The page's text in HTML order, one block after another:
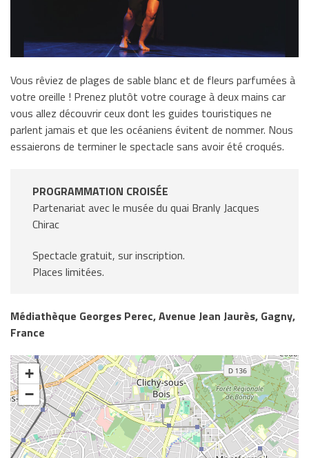
Vous rêviez de plages de sable blanc et de fleurs parfumées à
votre oreille ! Prenez plutôt votre courage à deux mains car
vous allez découvrir ceux dont les guides touristiques ne
parlent jamais et que les océaniens évitent de nommer. Nous
essaierons de terminer le spectacle sans avoir été croqués.
PROGRAMMATION CROISÉE
Partenariat avec le musée du quai Branly Jacques
Chirac
Spectacle gratuit, sur inscription.
Places limitées.
Médiathèque Georges Perec, Avenue Jean Jaurès, Gagny,
France
+
−